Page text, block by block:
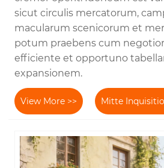
sicut circulis mercatorum,
macularum scenicorum et
potum praebens cum
efficiente et opportuno
expansionem.
View More >> Mitte